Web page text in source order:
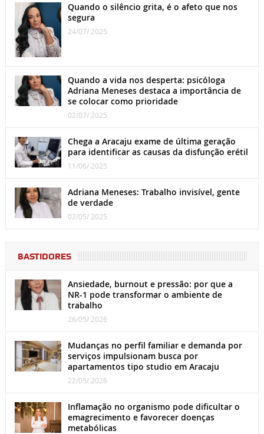
Quando o silêncio grita, é o afeto que nos
segura
24/07/ 2025
Quando a vida nos desperta: psicóloga
Adriana Meneses destaca a importância de
se colocar como prioridade
02/07/ 2025
Chega a Aracaju exame de última geração
para identificar as causas da disfunção erétil
11/06/ 2025
Adriana Meneses: Trabalho invisível, gente
de verdade
02/05/ 2025
BASTIDORES
Ansiedade, burnout e pressão: por que a
NR-1 pode transformar o ambiente de
trabalho
26/05/ 2026
Mudanças no perfil familiar e demanda por
serviços impulsionam busca por
apartamentos tipo studio em Aracaju
22/05/ 2026
Inflamação no organismo pode dificultar o
emagrecimento e favorecer doenças
metabólicas